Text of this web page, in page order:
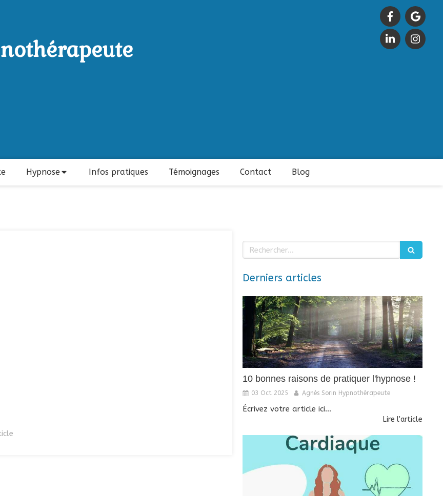
Hypnose Infos pratiques Témoignages Contact Blog
Rechercher
Derniers articles
10 bonnes raisons de pratiquer l'hypnose !
03 Oct 2025 Agnès Sorin Hypnothérapeute
Écrivez votre article ici...
Lire l'article